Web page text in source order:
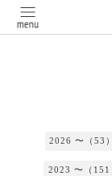
2026 〜（53）
2023 〜（151